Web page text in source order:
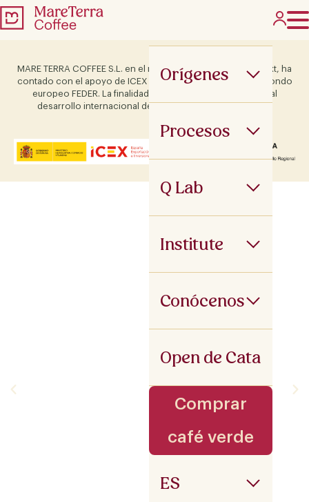
Orígenes
Procesos
Q Lab
Institute
Conócenos
Open de Cata
Comprar
café verde
ES
MARE TERRA COFFEE S.L. en el marco del Programa ICEX Next, ha
contado con el apoyo de ICEX y con la cofinanciación del fondo
europeo FEDER. La finalidad de este apoyo es contribuir al
desarrollo internacional de la empresa y de su entorno.